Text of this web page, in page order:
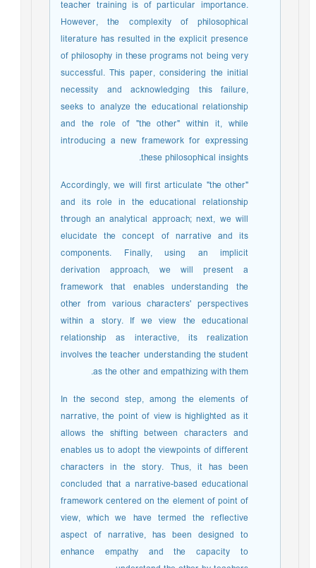
teacher training is of particular importance.
However, the complexity of philosophical
literature has resulted in the explicit presence
of philosophy in these programs not being very
successful. This paper, considering the initial
necessity and acknowledging this failure,
seeks to analyze the educational relationship
and the role of "the other" within it, while
introducing a new framework for expressing
these philosophical insights.
Accordingly, we will first articulate "the other"
and its role in the educational relationship
through an analytical approach; next, we will
elucidate the concept of narrative and its
components. Finally, using an implicit
derivation approach, we will present a
framework that enables understanding the
other from various characters' perspectives
within a story. If we view the educational
relationship as interactive, its realization
involves the teacher understanding the student
as the other and empathizing with them.
In the second step, among the elements of
narrative, the point of view is highlighted as it
allows the shifting between characters and
enables us to adopt the viewpoints of different
characters in the story. Thus, it has been
concluded that a narrative-based educational
framework centered on the element of point of
view, which we have termed the reflective
aspect of narrative, has been designed to
enhance empathy and the capacity to